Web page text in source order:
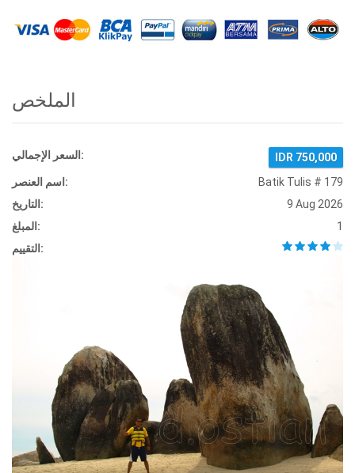
الملخص
السعر الإجمالي:
IDR 750,000
اسم العنصر:
Batik Tulis # 179
التاريخ:
9 Aug 2026
المبلغ:
1
التقييم: